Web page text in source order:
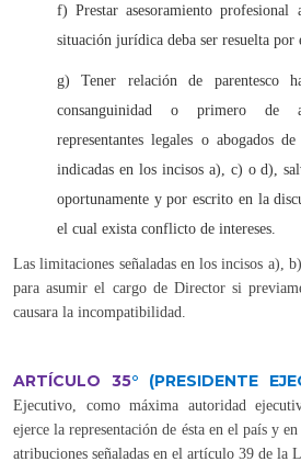
f) Prestar asesoramiento profesional
situación jurídica deba ser resuelta por
g) Tener relación de parentesco
consanguinidad o primero de
representantes legales o abogados
indicadas en los incisos a), c) o d),
oportunamente y por escrito en la
el cual exista conflicto de intereses.
Las limitaciones señaladas en los incisos a),
para asumir el cargo de Director si
causara la incompatibilidad.
ARTÍCULO 35° (PRESIDENTE
Ejecutivo, como máxima autoridad
ejerce la representación de ésta en el país y
atribuciones señaladas en el artículo 39 de la